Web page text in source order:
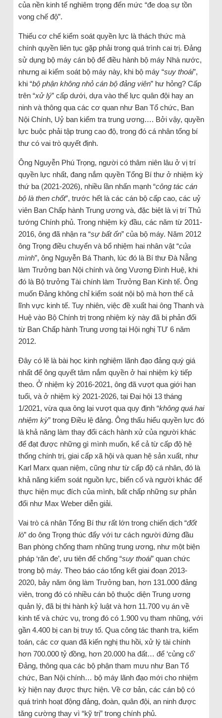
của nền kinh tế nghiêm trọng đến mức “đe doạ sự tồn
vong chế độ”.
Thiếu cơ chế kiểm soát quyền lực là thách thức mà
chính quyền liên tục gặp phải trong quá trình cai trị. Đảng
sử dụng bộ máy cán bộ để điều hành bộ máy Nhà nước,
nhưng ai kiểm soát bộ máy này, khi bộ máy “suy thoái”,
khi “bộ phận không nhỏ cán bộ đảng viên” hư hỏng? Cấp
trên “xử lý” cấp dưới, dựa vào thế lực quân đội hay an
ninh và thông qua các cơ quan như Ban Tổ chức, Ban
Nội Chính, Uỷ ban kiểm tra trung ương…. Bởi vậy, quyền
lực buộc phải tập trung cao độ, trong đó cá nhân tổng bí
thư có vai trò quyết định.
Ông Nguyễn Phú Trọng, người có thâm niên lâu ở vị trí
quyền lực nhất, đang nắm quyền Tổng Bí thư ở nhiệm kỳ
thứ ba (2021-2026), nhiều lần nhấn mạnh “công tác cán
bộ là then chốt”, trước hết là các cán bộ cấp cao, các uỷ
viên Ban Chấp hành Trung ương và, đặc biệt là vị trí Thủ
tướng Chính phủ. Trong nhiệm kỳ đầu, các năm từ 2011-
2016, ông đã nhận ra “sự bất ổn” của bộ máy. Năm 2012
ông Trọng điều chuyển và bổ nhiệm hai nhân vật “của
mình”, ông Nguyễn Bá Thanh, lúc đó là Bí thư Đà Nẵng
làm Trưởng ban Nội chính và ông Vương Đình Huệ, khi
đó là Bộ trưởng Tài chính làm Trưởng Ban Kinh tế. Ông
muốn Đảng không chỉ kiểm soát nội bộ mà hơn thế cả
lĩnh vực kinh tế. Tuy nhiên, việc đề xuất hai ông Thanh và
Huệ vào Bộ Chính trị trong nhiệm kỳ này đã bị phản đối
từ Ban Chấp hành Trung ương tại Hội nghị TƯ 6 năm
2012.
Đây có lẽ là bài học kinh nghiệm lãnh đạo đảng quý giá
nhất để ông quyết tâm nắm quyền ở hai nhiệm kỳ tiếp
theo. Ở nhiệm kỳ 2016-2021, ông đã vượt qua giới hạn
tuổi, và ở nhiệm kỳ 2021-2026, tại Đại hội 13 tháng
1/2021, vừa qua ông lại vượt qua quy định “không quá hai
nhiệm kỳ” trong Điều lệ đảng. Ông thấu hiểu quyền lực đó
là khả năng làm thay đổi cách hành xử của người khác
để đạt được những gì mình muốn, kể cả từ cấp độ hệ
thống chính trị, giai cấp xã hội và quan hệ sản xuất, như
Karl Marx quan niệm, cũng như từ cấp độ cá nhân, đó là
khả năng kiểm soát nguồn lực, biến cố và người khác để
thực hiện mục đích của mình, bất chấp những sự phản
đối như Max Weber diễn giải.
Vai trò cá nhân Tổng Bí thư rất lớn trong chiến dịch “đốt
lò” do ông Trọng thúc đẩy với tư cách người đứng đầu
Ban phòng chống tham nhũng trung ương, như một biện
pháp ‘răn đe’, ưu tiên để chống “suy thoái” quan chức
trong bộ máy. Theo báo cáo tổng kết giai đoạn 2013-
2020, bảy năm ông làm Trưởng ban, hơn 131.000 đảng
viên, trong đó có nhiều cán bộ thuộc diện Trung ương
quản lý, đã bị thi hành kỷ luật và hơn 11.700 vụ án về
kinh tế và chức vụ, trong đó có 1.900 vụ tham nhũng, với
gần 4.400 bị can bị truy tố. Qua công tác thanh tra, kiểm
toán, các cơ quan đã kiến nghị thu hồi, xử lý tài chính
hơn 700.000 tỷ đồng, hơn 20.000 ha đất… để ‘củng cố’
Đảng, thông qua các bộ phận tham mưu như Ban Tổ
chức, Ban Nội chính… bộ máy lãnh đạo mới cho nhiệm
kỳ hiện nay được thực hiện. Về cơ bản, các cán bộ có
quá trình hoạt động đảng, đoàn, quân đội, an ninh được
tăng cường thay vì “kỹ trị” trong chính phủ.